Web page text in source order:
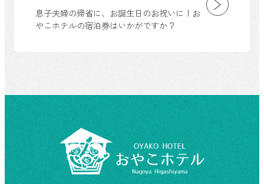
息子夫婦の帰省に、お誕生日のお祝いに！お
やこホテルの宿泊券はいかがですか？